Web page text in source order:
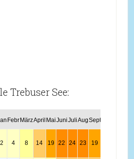
Trebuser See:
Febr MärzApril MaiJuniJuliAugSept
2 4 8 14 19 22 24 23 19